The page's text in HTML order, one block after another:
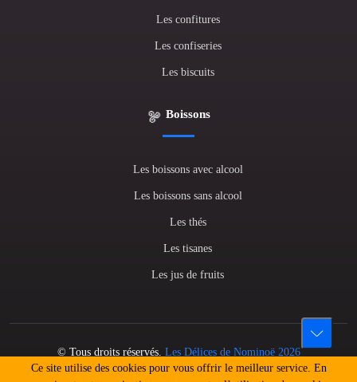
Les confitures
Les confiseries
Les biscuits
Boissons
Les boissons avec alcool
Les boissons sans alcool
Les thés
Les tisanes
Les jus de fruits
© Tous droits réservés. Les Délices de Nominoë 2026
L'abus d'alcool est dangereux pour la santé. A consommer avec
Ce site utilise des cookies pour vous offrir le meilleur service. En